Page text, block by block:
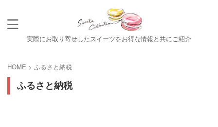
実際にお取り寄せしたスイーツをお得な情報と共にご紹介
HOME > ふるさと納税
ふるさと納税